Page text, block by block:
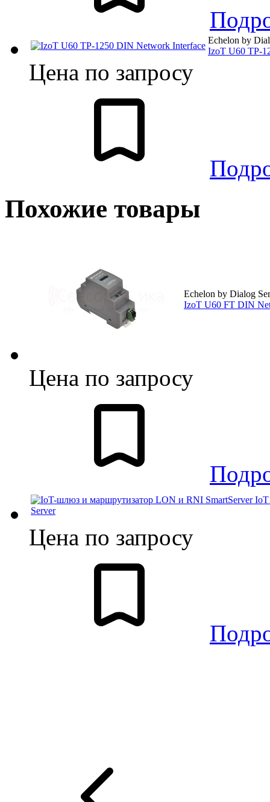
Echelon by
IzoT U60 TP-
Цена по запросу
Похожие товары
Echelon by Dialog
IzoT U60 FT DIN
Цена по запросу
Цена по запросу